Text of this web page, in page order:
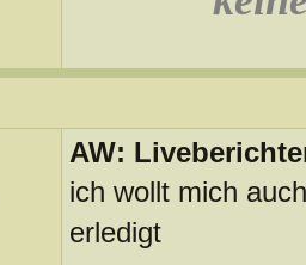
AW:
ich wollt mich
erledigt